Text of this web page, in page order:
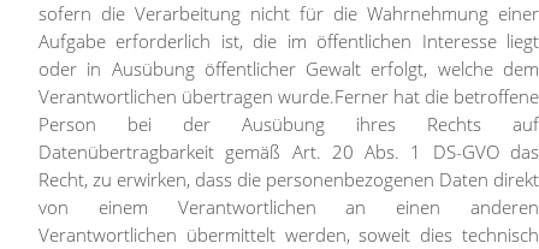
sofern die Verarbeitung nicht für die Wahrnehmung einer
Aufgabe erforderlich ist, die im öffentlichen Interesse liegt
oder in Ausübung öffentlicher Gewalt erfolgt, welche dem
Verantwortlichen übertragen wurde.Ferner hat die betroffene
Person bei der Ausübung ihres Rechts auf
Datenübertragbarkeit gemäß Art. 20 Abs. 1 DS-GVO das
Recht, zu erwirken, dass die personenbezogenen Daten direkt
von einem Verantwortlichen an einen anderen
Verantwortlichen übermittelt werden, soweit dies technisch